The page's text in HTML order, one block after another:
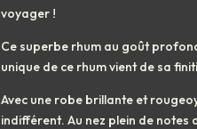
voyager !
Ce superbe rhum au goût
unique de ce rhum vient de sa
Avec une robe brillante et
indifférent. Au nez plein de